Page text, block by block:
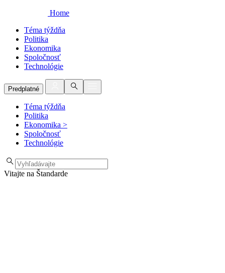
Home
Téma týždňa
Politika
Ekonomika
Spoločnosť
Technológie
Predplatné
Téma týždňa
Politika
Ekonomika >
Spoločnosť
Technológie
Vitajte na Štandarde